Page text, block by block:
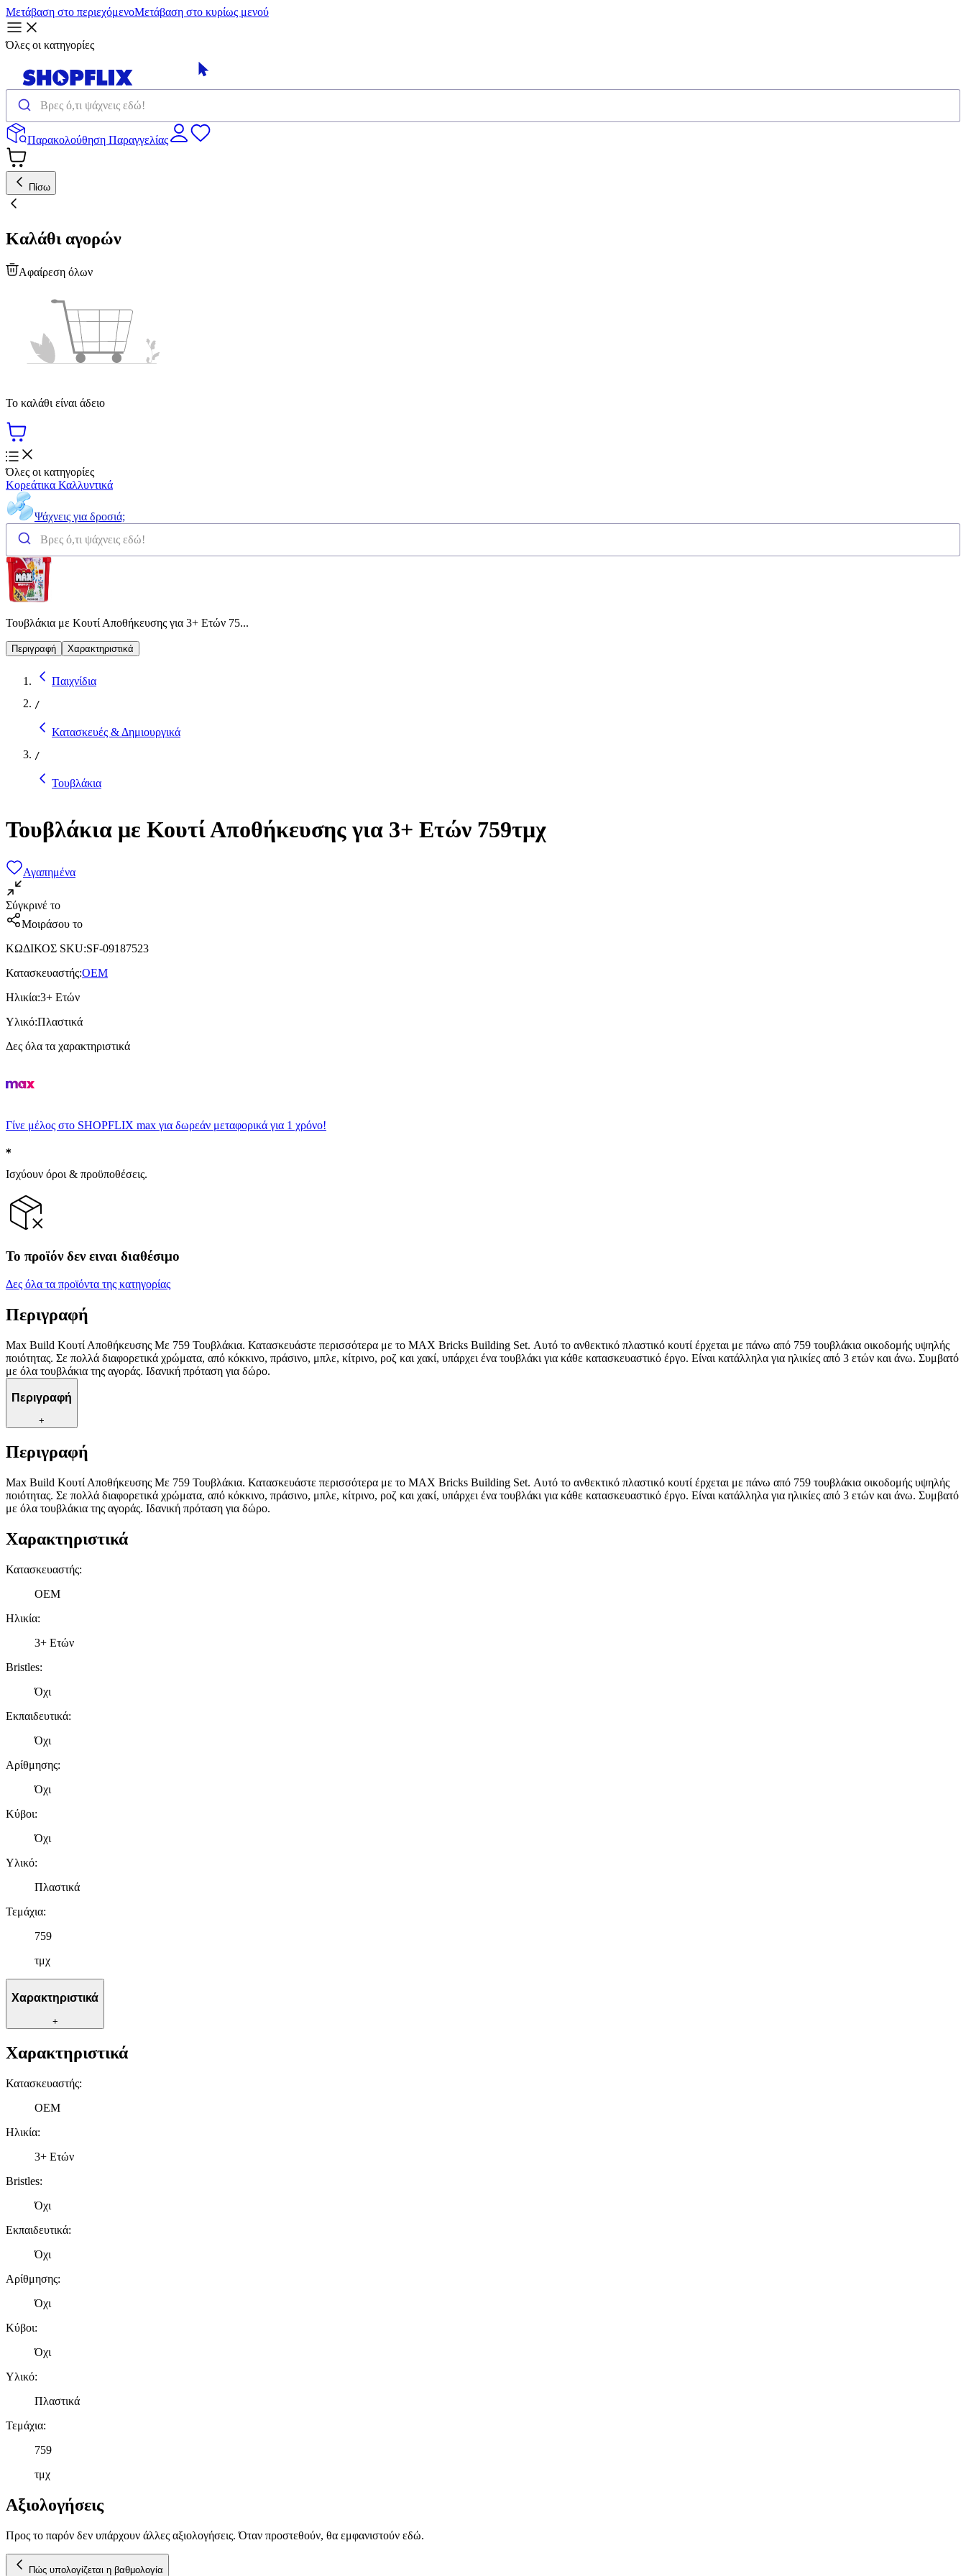
Μετάβαση στο περιεχόμενοΜετάβαση στο κυρίως μενού
Όλες οι κατηγορίες
Παρακολούθηση Παραγγελίας
Πίσω
Καλάθι αγορών
Αφαίρεση όλων
Το καλάθι είναι άδειο
Όλες οι κατηγορίες
Κορεάτικα Καλλυντικά
Ψάχνεις για δροσιά;
Τουβλάκια με Κουτί Αποθήκευσης για 3+ Ετών 75...
Περιγραφή Χαρακτηριστικά
Παιχνίδια
/
Κατασκευές & Δημιουργικά
/
Τουβλάκια
Τουβλάκια με Κουτί Αποθήκευσης για 3+ Ετών 759τμχ
Αγαπημένα
Σύγκρινέ το
Μοιράσου το
ΚΩΔΙΚΟΣ SKU:SF-09187523
Κατασκευαστής:OEM
Ηλικία:3+ Ετών
Υλικό:Πλαστικά
Δες όλα τα χαρακτηριστικά
Γίνε μέλος στο SHOPFLIX max για δωρεάν μεταφορικά για 1 χρόνο!
Ισχύουν όροι & προϋποθέσεις.
Το προϊόν δεν ειναι διαθέσιμο
Δες όλα τα προϊόντα της κατηγορίας
Περιγραφή
Max Build Κουτί Αποθήκευσης Με 759 Τουβλάκια. Κατασκευάστε περισσότερα με το MAX Bricks Building Set. Αυτό το ανθεκτικό πλαστικό κουτί έρχεται με πάνω από 759 τουβλάκια οικοδομής υψηλής
ποιότητας. Σε πολλά διαφορετικά χρώματα, από κόκκινο, πράσινο, μπλε, κίτρινο, ροζ και χακί, υπάρχει ένα τουβλάκι για κάθε κατασκευαστικό έργο. Είναι κατάλληλα για ηλικίες από 3 ετών και άνω. Συμβατό
με όλα τουβλάκια της αγοράς. Ιδανική πρόταση για δώρο.
Περιγραφή
+
Περιγραφή
Max Build Κουτί Αποθήκευσης Με 759 Τουβλάκια. Κατασκευάστε περισσότερα με το MAX Bricks Building Set. Αυτό το ανθεκτικό πλαστικό κουτί έρχεται με πάνω από 759 τουβλάκια οικοδομής υψηλής
ποιότητας. Σε πολλά διαφορετικά χρώματα, από κόκκινο, πράσινο, μπλε, κίτρινο, ροζ και χακί, υπάρχει ένα τουβλάκι για κάθε κατασκευαστικό έργο. Είναι κατάλληλα για ηλικίες από 3 ετών και άνω. Συμβατό
με όλα τουβλάκια της αγοράς. Ιδανική πρόταση για δώρο.
Χαρακτηριστικά
Κατασκευαστής:
OEM
Ηλικία:
3+ Ετών
Bristles:
Όχι
Εκπαιδευτικά:
Όχι
Αρίθμησης:
Όχι
Κύβοι:
Όχι
Υλικό:
Πλαστικά
Τεμάχια:
759
τμχ
Χαρακτηριστικά
+
Χαρακτηριστικά
Κατασκευαστής:
OEM
Ηλικία:
3+ Ετών
Bristles:
Όχι
Εκπαιδευτικά:
Όχι
Αρίθμησης:
Όχι
Κύβοι:
Όχι
Υλικό:
Πλαστικά
Τεμάχια:
759
τμχ
Αξιολογήσεις
Προς το παρόν δεν υπάρχουν άλλες αξιολογήσεις. Όταν προστεθούν, θα εμφανιστούν εδώ.
Πώς υπολογίζεται η βαθμολογία